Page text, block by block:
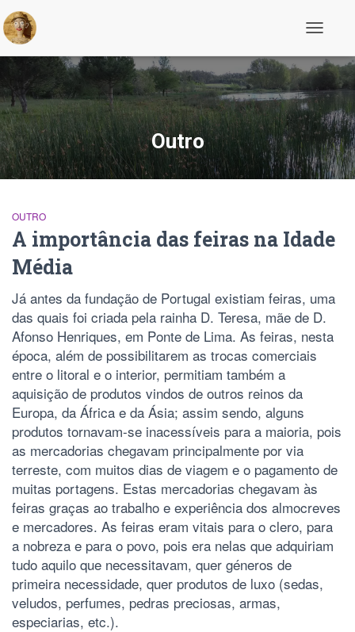
Outro
OUTRO
A importância das feiras na Idade
Média
Já antes da fundação de Portugal existiam feiras, uma
das quais foi criada pela rainha D. Teresa, mãe de D.
Afonso Henriques, em Ponte de Lima. As feiras, nesta
época, além de possibilitarem as trocas comerciais
entre o litoral e o interior, permitiam também a
aquisição de produtos vindos de outros reinos da
Europa, da África e da Ásia; assim sendo, alguns
produtos tornavam-se inacessíveis para a maioria, pois
as mercadorias chegavam principalmente por via
terreste, com muitos dias de viagem e o pagamento de
muitas portagens. Estas mercadorias chegavam às
feiras graças ao trabalho e experiência dos almocreves
e mercadores. As feiras eram vitais para o clero, para
a nobreza e para o povo, pois era nelas que adquiriam
tudo aquilo que necessitavam, quer géneros de
primeira necessidade, quer produtos de luxo (sedas,
veludos, perfumes, pedras preciosas, armas,
especiarias, etc.).